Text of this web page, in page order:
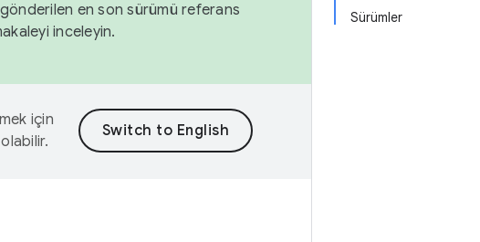
Sürümler
en son sürümü referans
inceleyin.
için